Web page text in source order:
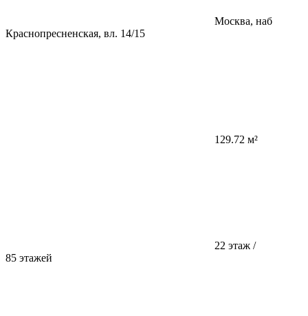
Москва, наб
Краснопресненская, вл. 14/15
129.72 м²
22 этаж /
85 этажей